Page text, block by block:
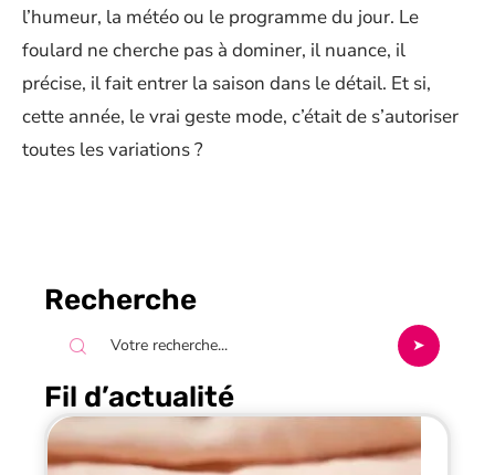
l’humeur, la météo ou le programme du jour. Le
foulard ne cherche pas à dominer, il nuance, il
précise, il fait entrer la saison dans le détail. Et si,
cette année, le vrai geste mode, c’était de s’autoriser
toutes les variations ?
Recherche
Fil d’actualité